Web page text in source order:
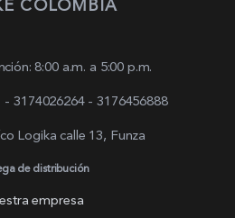
COLOMBIA
8:00 a.m. a 5:00 p.m.
- 3174026264 - 3176456888
Logika calle 13, Funza
de distribución
empresa